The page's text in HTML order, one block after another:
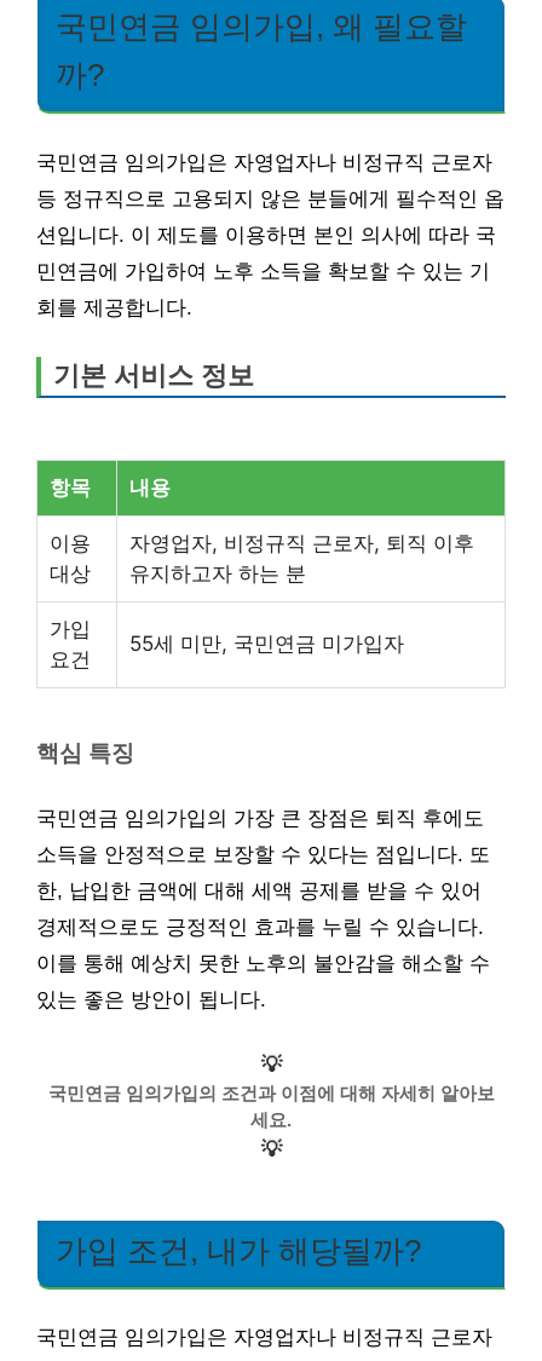
국민연금 임의가입, 왜 필요할
까?
국민연금 임의가입은 자영업자나 비정규직 근로자
등 정규직으로 고용되지 않은 분들에게 필수적인 옵
션입니다. 이 제도를 이용하면 본인 의사에 따라 국
민연금에 가입하여 노후 소득을 확보할 수 있는 기
회를 제공합니다.
기본 서비스 정보
항목 내용
이용
대상
자영업자, 비정규직 근로자, 퇴직 이후
유지하고자 하는 분
가입
요건
55세 미만, 국민연금 미가입자
핵심 특징
국민연금 임의가입의 가장 큰 장점은 퇴직 후에도
소득을 안정적으로 보장할 수 있다는 점입니다. 또
한, 납입한 금액에 대해 세액 공제를 받을 수 있어
경제적으로도 긍정적인 효과를 누릴 수 있습니다.
이를 통해 예상치 못한 노후의 불안감을 해소할 수
있는 좋은 방안이 됩니다.
💡
국민연금 임의가입의 조건과 이점에 대해 자세히 알아보
세요.
💡
가입 조건, 내가 해당될까?
국민연금 임의가입은 자영업자나 비정규직 근로자